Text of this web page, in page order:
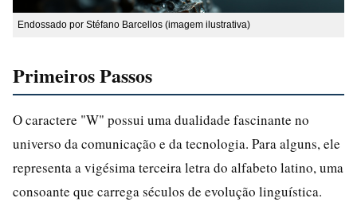
Endossado por Stéfano Barcellos (imagem ilustrativa)
Primeiros Passos
O caractere "W" possui uma dualidade fascinante no
universo da comunicação e da tecnologia. Para alguns, ele
representa a vigésima terceira letra do alfabeto latino, uma
consoante que carrega séculos de evolução linguística.